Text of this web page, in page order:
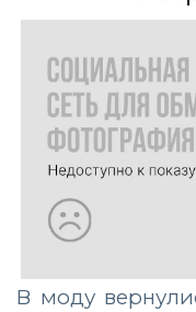
В моду